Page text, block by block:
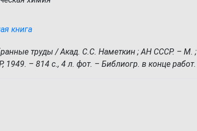
книга
труды / Акад. С.С. Наметкин ; АН СССР. – М. ;
1949. – 814 с., 4 л. фот. – Библиогр. в конце работ.